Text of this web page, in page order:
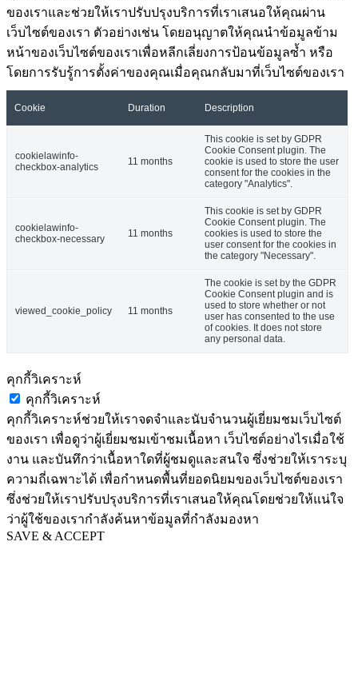
ของเราและช่วยให้เราปรับปรุงบริการที่เราเสนอให้คุณผ่าน
เว็บไซต์ของเรา ตัวอย่างเช่น โดยอนุญาตให้คุณนำข้อมูลข้าม
หน้าของเว็บไซต์ของเราเพื่อหลีกเลี่ยงการป้อนข้อมูลซ้ำ หรือ
โดยการรับรู้การตั้งค่าของคุณเมื่อคุณกลับมาที่เว็บไซต์ของเรา
Cookie Duration Description
cookielawinfo-
checkbox-analytics
11 months
This cookie is set by GDPR
Cookie Consent plugin. The
cookie is used to store the user
consent for the cookies in the
category "Analytics".
cookielawinfo-
checkbox-necessary
11 months
This cookie is set by GDPR
Cookie Consent plugin. The
cookies is used to store the
user consent for the cookies in
the category "Necessary".
viewed_cookie_policy 11 months
The cookie is set by the GDPR
Cookie Consent plugin and is
used to store whether or not
user has consented to the use
of cookies. It does not store
any personal data.
คุกกี้วิเคราะห์
คุกกี้วิเคราะห์
คุกกี้วิเคราะห์ช่วยให้เราจดจำและนับจำนวนผู้เยี่ยมชมเว็บไซต์
ของเรา เพื่อดูว่าผู้เยี่ยมชมเข้าชมเนื้อหา เว็บไซต์อย่างไรเมื่อใช้
งาน และบันทึกว่าเนื้อหาใดที่ผู้ชมดูและสนใจ ซึ่งช่วยให้เราระบุ
ความถี่เฉพาะได้ เพื่อกำหนดพื้นที่ยอดนิยมของเว็บไซต์ของเรา
ซึ่งช่วยให้เราปรับปรุงบริการที่เราเสนอให้คุณโดยช่วยให้แน่ใจ
ว่าผู้ใช้ของเรากำลังค้นหาข้อมูลที่กำลังมองหา
SAVE & ACCEPT